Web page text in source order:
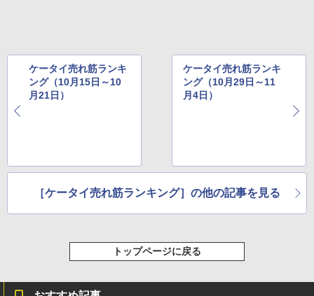
ケータイ売れ筋ランキ
ング（10月15日～10
月21日）
ケータイ売れ筋ランキ
ング（10月29日～11
月4日）
［ケータイ売れ筋ランキング］の他の記事を見る
トップページに戻る